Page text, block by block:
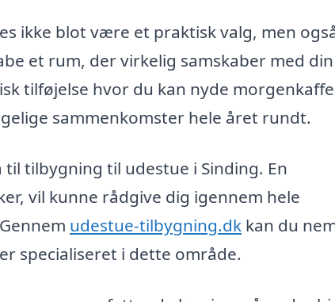
ikke blot være et praktisk valg, men
et rum, der virkelig samskaber med
tilføjelse hvor du kan nyde
sammenkomster hele året rundt.
tilbygning til udestue i Sinding. En
vil kunne rådgive dig igennem hele
udestue-tilbygning.dk kan du
specialiseret i dette område.